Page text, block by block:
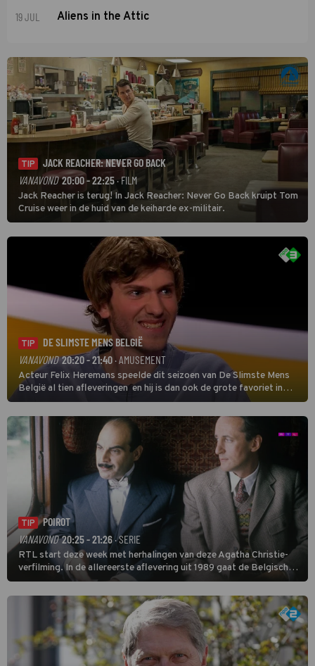
19 JUL Aliens in the Attic
TIP
JACK REACHER: NEVER GO BACK
VANAVOND 20:00 - 22:25 · FILM
Jack Reacher is terug! In Jack Reacher: Never Go Back kruipt Tom
Cruise weer in de huid van de keiharde ex-militair.
TIP
DE SLIMSTE MENS BELGIË
VANAVOND 20:20 - 21:40· AMUSEMENT
Acteur Felix Heremans speelde dit seizoen van De Slimste Mens
België al tien afleveringen en hij is dan ook de grote favoriet in
deze seizoensfinale. En er is Nederlandse inbreng, want komiek
Soundos El Ahmadi neemt plaats aan de jurytafel.
TIP
POIROT
VANAVOND 20:25 - 21:26 · SERIE
RTL start deze week met herhalingen van deze Agatha Christie-
verfilming. In de allereerste aflevering uit 1989 gaat de Belgische
speurder op zoek naar een vermiste kok. Poirot raakt al snel
verwikkeld in een moordzaak. (HH)